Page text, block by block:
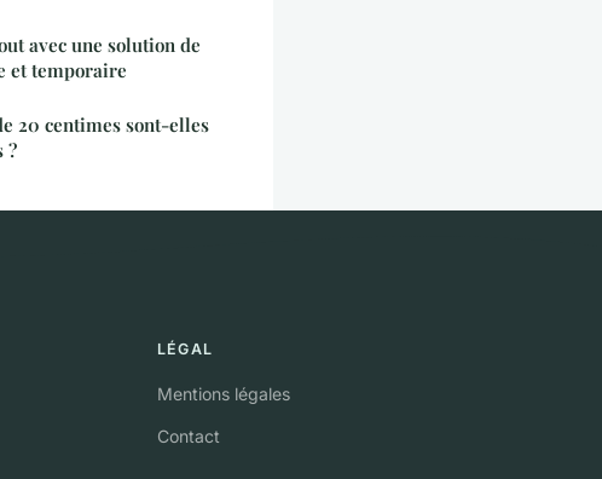
avec une solution de
et temporaire
20 centimes sont-elles
?
LÉGAL
Mentions légales
Contact